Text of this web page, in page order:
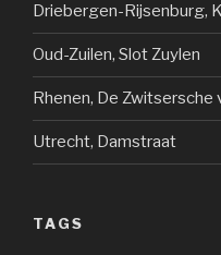
Driebergen-Rijsenburg,
Oud-Zuilen, Slot Zuylen
Rhenen, De Zwitsersche
Utrecht, Damstraat
TAGS